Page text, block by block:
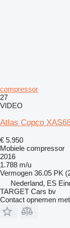
compressor
27
VIDEO
Atlas Copco
€ 5.950
Mobiele compressor
2016
1.788 m/u
Vermogen 36.05 PK
Nederland, ES
TARGET Cars bv
Contact opnemen